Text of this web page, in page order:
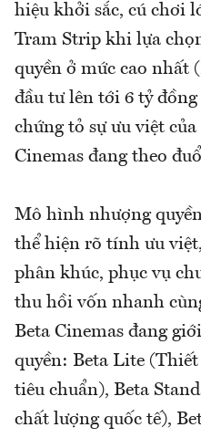
hiệu khởi sắc, cú chơi
Tram Strip khi lựa
quyền ở mức cao nhất
đầu tư lên tới 6 tỷ
chứng tỏ sự ưu việt
Cinemas đang theo
Mô hình nhượng
thể hiện rõ tính ưu
phân khúc, phục vụ
thu hồi vốn nhanh
Beta Cinemas đang
quyền: Beta Lite
tiêu chuẩn), Beta
chất lượng quốc tế),